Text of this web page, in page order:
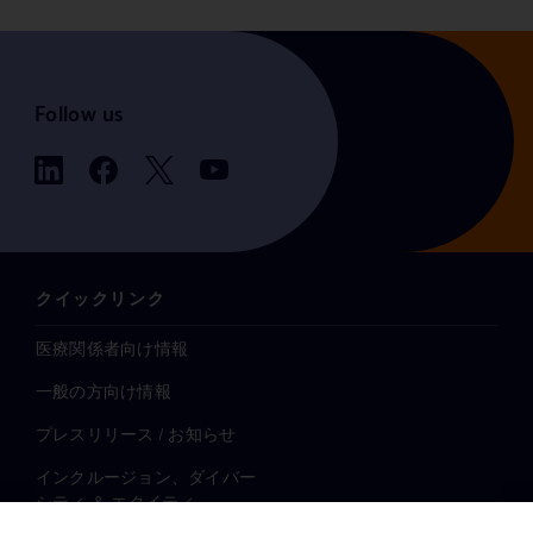
Follow us
クイックリンク
医療関係者向け情報
一般の方向け情報
プレスリリース / お知らせ
インクルージョン、ダイバー
シティ ＆ エクイティ